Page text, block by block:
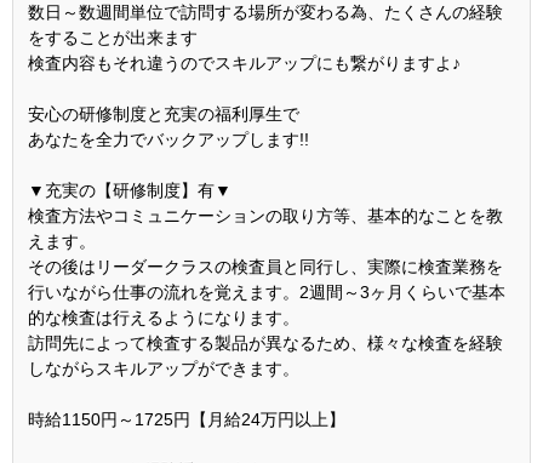
数日～数週間単位で訪問する場所が変わる為、たくさんの経験
をすることが出来ます
検査内容もそれ違うのでスキルアップにも繋がりますよ♪
安心の研修制度と充実の福利厚生で
あなたを全力でバックアップします!!
▼充実の【研修制度】有▼
検査方法やコミュニケーションの取り方等、基本的なことを教
えます。
その後はリーダークラスの検査員と同行し、実際に検査業務を
行いながら仕事の流れを覚えます。2週間～3ヶ月くらいで基本
的な検査は行えるようになります。
訪問先によって検査する製品が異なるため、様々な検査を経験
しながらスキルアップができます。
時給1150円～1725円【月給24万円以上】